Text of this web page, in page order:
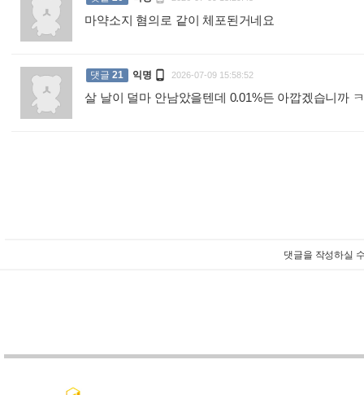
마약소지 혐의로 같이 체포된거네요
댓글 21 익명  2026-07-09 15:58:52
살 날이 덜마 안남았을텐데 0.01%든 아깝겠습니까
댓글을 작성하실